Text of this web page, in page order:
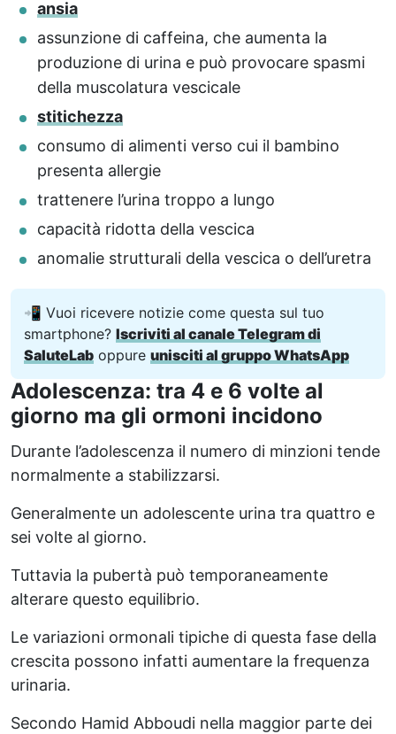
ansia
assunzione di caffeina, che aumenta la
produzione di urina e può provocare spasmi
della muscolatura vescicale
stitichezza
consumo di alimenti verso cui il bambino
presenta allergie
trattenere l’urina troppo a lungo
capacità ridotta della vescica
anomalie strutturali della vescica o dell’uretra
📲 Vuoi ricevere notizie come questa sul tuo
smartphone? Iscriviti al canale Telegram di
SaluteLab oppure unisciti al gruppo WhatsApp
Adolescenza: tra 4 e 6 volte al
giorno ma gli ormoni incidono
Durante l’adolescenza il numero di minzioni tende
normalmente a stabilizzarsi.
Generalmente un adolescente urina tra quattro e
sei volte al giorno.
Tuttavia la pubertà può temporaneamente
alterare questo equilibrio.
Le variazioni ormonali tipiche di questa fase della
crescita possono infatti aumentare la frequenza
urinaria.
Secondo Hamid Abboudi nella maggior parte dei